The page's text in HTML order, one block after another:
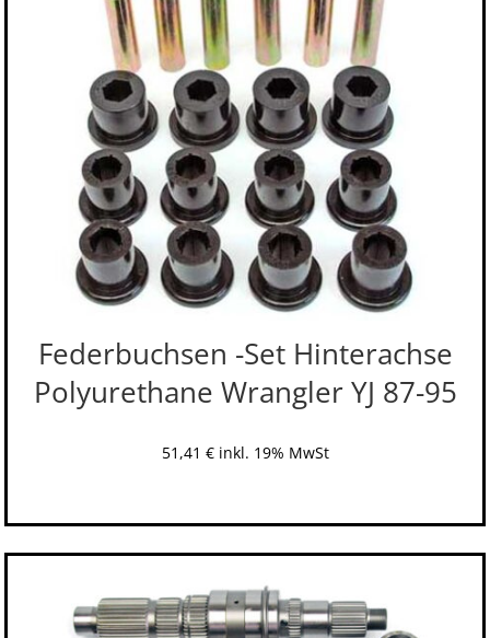
Federbuchsen -Set Hinterachse
Polyurethane Wrangler YJ 87-95
51,41 € inkl. 19% MwSt